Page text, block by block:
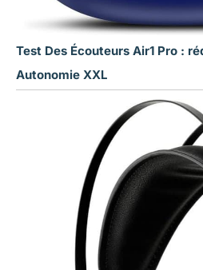
Test Des Écouteurs Air1 Pro :
Autonomie XXL